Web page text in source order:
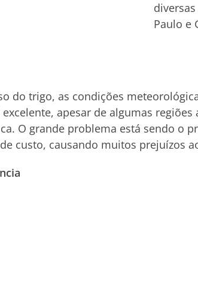
Paulo e
do trigo, as condições
excelente, apesar de algumas
O grande problema está sendo o
custo, causando muitos prejuízos